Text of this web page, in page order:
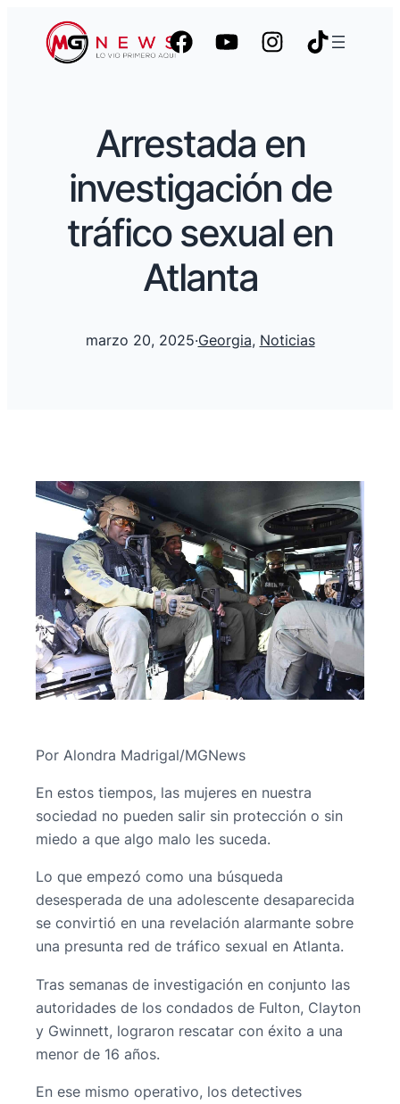
Arrestada en
investigación de
tráfico sexual en
Atlanta
marzo 20, 2025·Georgia, Noticias
Por Alondra Madrigal/MGNews
En estos tiempos, las mujeres en nuestra
sociedad no pueden salir sin protección o sin
miedo a que algo malo les suceda.
Lo que empezó como una búsqueda
desesperada de una adolescente desaparecida
se convirtió en una revelación alarmante sobre
una presunta red de tráfico sexual en Atlanta.
Tras semanas de investigación en conjunto las
autoridades de los condados de Fulton, Clayton
y Gwinnett, lograron rescatar con éxito a una
menor de 16 años.
En ese mismo operativo, los detectives